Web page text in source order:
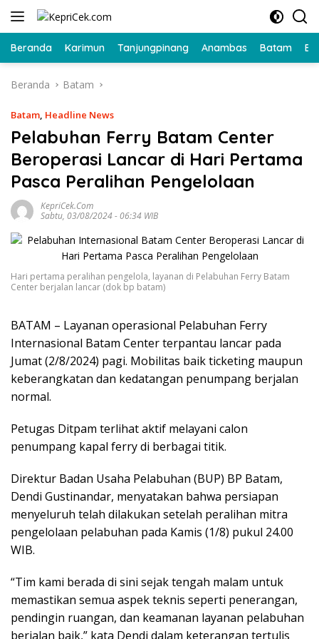
Langsung
Beranda Karimun Tanjungpinang Anambas Batam
Beranda Batam
Batam, Headline News
Pelabuhan Ferry Batam Center
Beroperasi Lancar di Hari Pertama
Pasca Peralihan Pengelolaan
KepriCek.com
Sabtu, 03/08/2024 - 06:34 WIB
Hari pertama peralihan pengelola, layanan di Pelabuhan Ferry Batam
Center berjalan lancar (dok bp batam)
BATAM – Layanan operasional Pelabuhan Ferry
Internasional Batam Center terpantau lancar pada
Jumat (2/8/2024) pagi. Mobilitas baik ticketing maupun
keberangkatan dan kedatangan penumpang berjalan
normal.
Petugas Ditpam terlihat aktif melayani calon
penumpang kapal ferry di berbagai titik.
Direktur Badan Usaha Pelabuhan (BUP) BP Batam,
Dendi Gustinandar, menyatakan bahwa persiapan
menyeluruh telah dilakukan setelah peralihan mitra
pengelolaan pelabuhan pada Kamis (1/8) pukul 24.00
WIB.
“Tim kami berada di sini sejak tengah malam untuk
memastikan semua aspek teknis seperti penerangan,
pendingin ruangan, dan keamanan layanan pelabuhan
berjalan baik,” kata Dendi dalam keterangan tertulis